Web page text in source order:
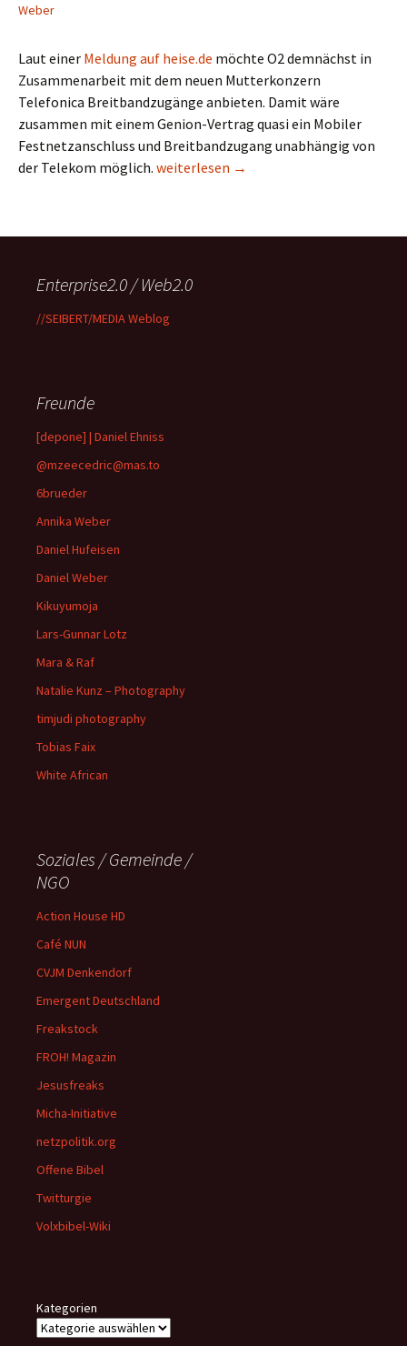
Weber
Laut einer Meldung auf heise.de möchte O2 demnächst in
Zusammenarbeit mit dem neuen Mutterkonzern
Telefonica Breitbandzugänge anbieten. Damit wäre
zusammen mit einem Genion-Vertrag quasi ein Mobiler
Festnetzanschluss und Breitbandzugang unabhängig von
der Telekom möglich. O2: Telekommunikation neu
weiterlesen →
Enterprise2.0 / Web2.0
//SEIBERT/MEDIA Weblog
Freunde
[depone] | Daniel Ehniss
@mzeecedric@mas.to
6brueder
Annika Weber
Daniel Hufeisen
Daniel Weber
Kikuyumoja
Lars-Gunnar Lotz
Mara & Raf
Natalie Kunz – Photography
timjudi photography
Tobias Faix
White African
Soziales / Gemeinde /
NGO
Action House HD
Café NUN
CVJM Denkendorf
Emergent Deutschland
Freakstock
FROH! Magazin
Jesusfreaks
Micha-Initiative
netzpolitik.org
Offene Bibel
Twitturgie
Volxbibel-Wiki
Kategorien